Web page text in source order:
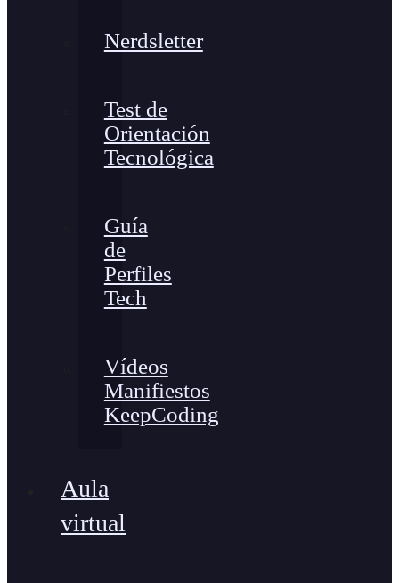
Nerdsletter
Test de
Orientación
Tecnológica
Guía
de
Perfiles
Tech
Vídeos
Manifiestos
KeepCoding
Aula
virtual